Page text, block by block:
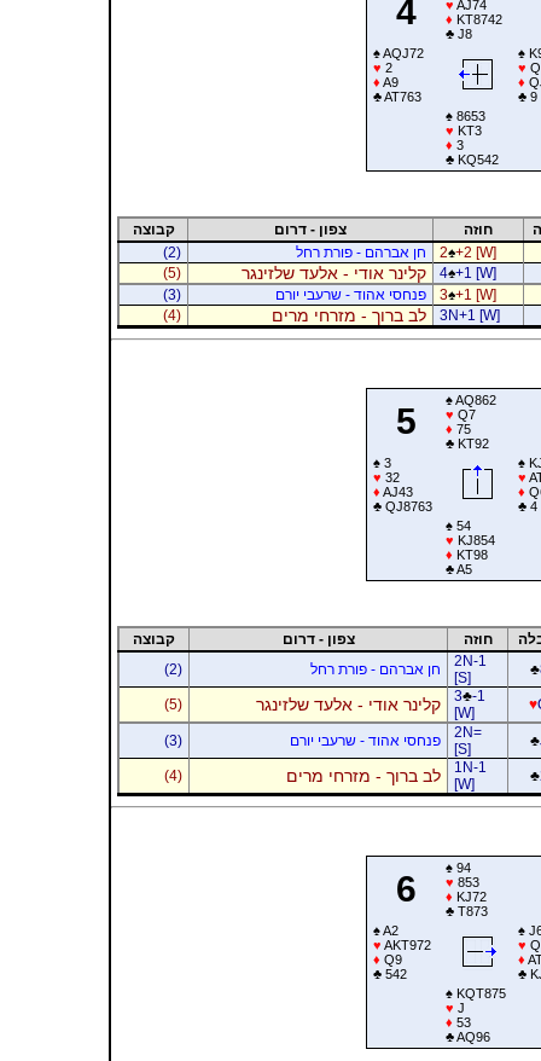
4
♥ AJ74
♦ KT8742
♣J8
♠AQJ72
♥ 2
♦ A9
♣AT763
♠
♥
♦
♣9
♠8653
♥ KT3
♦ 3
♣KQ542
חוזה צפון - דרום
קבוצה
2♠+2 [W] חן אברהם - פורת רחל
(2)
4♠+1 [W] קלינר אודי - אלעד שלזינגר
(5)
3♠+1 [W] פנחסי אהוד - שרעבי יורם
(3)
3N+1 [W]
לב ברוך - מזרחי מרים (4)
5
♠AQ862
♥ Q7
♦ 75
♣KT92
♠3
♥ 32
♦ AJ43
♣QJ8763
♠
♥
♦
♣4
♠54
♥ KJ854
♦ KT98
♣A5
חוזה צפון - דרום
קבוצה
♣
2N-1
[S]
חן אברהם - פורת רחל (2)
♥
3♣-1
[W]
קלינר אודי - אלעד שלזינגר (5)
♣
2N=
[S]
פנחסי אהוד - שרעבי יורם (3)
♣
1N-1
[W]
לב ברוך - מזרחי מרים (4)
6
♠94
♥ 853
♦ KJ72
♣T873
♠A2
♥ AKT972
♦ Q9
♣542
♠
♥
♦
♣
♠KQT875
♥ J
♦ 53
♣AQ96